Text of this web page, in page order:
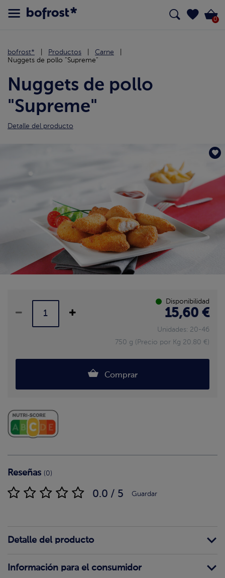
0
bofrost* Productos
Carne
Nuggets de pollo "Supreme"
Nuggets de pollo
"Supreme"
Detalle del producto
Disponibilidad
15,60 €
Unidades: 20-46
750 g (Precio por Kg 20.80 €)
Comprar
Reseñas (0)
0.0 / 5 Guardar
Detalle del producto
Información para el consumidor